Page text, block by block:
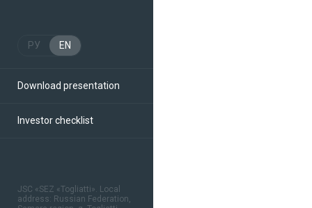
РУ EN
Download presentation
Investor checklist
JSC «SEZ «Togliatti». Local
address: Russian Federation,